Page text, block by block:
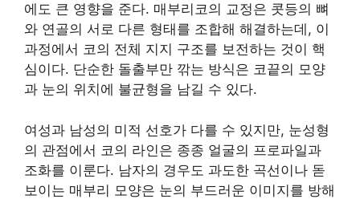
에도 큰 영향을 준다. 매부리코의 교정은 콧등의 뼈
와 연골의 서로 다른 형태를 조합해 해결하는데, 이
과정에서 코의 전체 지지 구조를 보전하는 것이 핵
심이다. 단순한 돌출부만 깎는 방식은 코끝의 모양
과 눈의 위치에 불균형을 남길 수 있다.
여성과 남성의 미적 선호가 다를 수 있지만, 눈성형
의 관점에서 코의 라인은 종종 얼굴의 프로파일과
조화를 이룬다. 남자의 경우도 과도한 곡선이나 돋
보이는 매부리 모양은 눈의 부드러운 이미지를 방해